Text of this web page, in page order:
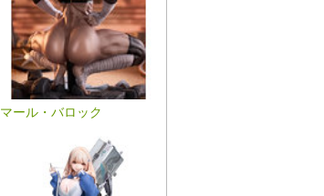
マール・バロック